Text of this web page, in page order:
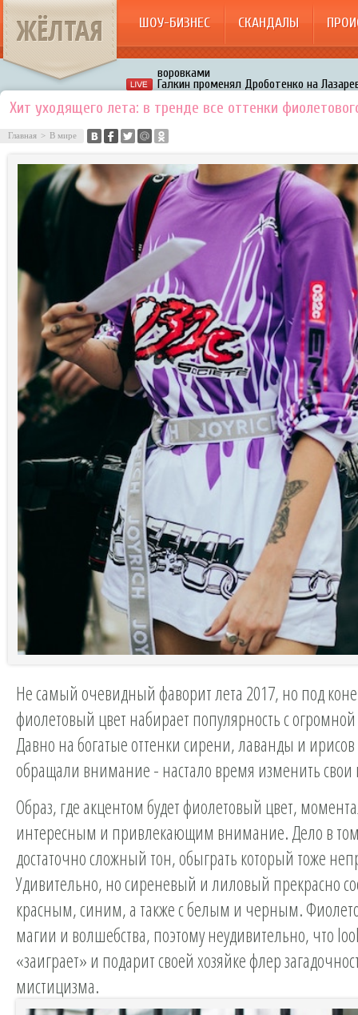
ЖЁЛТАЯ ШОУ-БИЗНЕС СКАНДАЛЫ
Галкин променял Дроботенко на
Расстались Энрике Иглесиас и Анна
«Мужик на 200%»: Тарзан признался,
воровками
Галкин променял Дроботенко на
Хит уходящего лета: в тренде все оттенки
Главная > В мире
Не самый очевидный фаворит лета 2017, но под
фиолетовый цвет набирает популярность с
Давно на богатые оттенки сирени, лаванды и
обращали внимание - настало время изменить
Образ, где акцентом будет фиолетовый цвет,
интересным и привлекающим внимание. Дело в
достаточно сложный тон, обыграть который тоже
Удивительно, но сиреневый и лиловый прекрасно
красным, синим, а также с белым и черным.
магии и волшебства, поэтому неудивительно, что
«заиграет» и подарит своей хозяйке флер
мистицизма.